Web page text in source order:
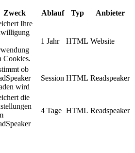
Zweck Ablauf Typ Anbieter
Ihre
Cookies.
1 Jahr HTML Website
ob
wird
Session HTML Readspeaker
die
4 Tage HTML Readspeaker